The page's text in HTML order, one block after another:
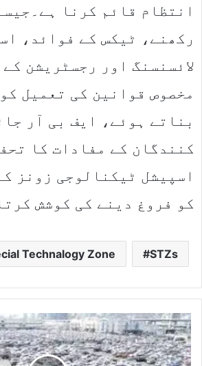
انتظام قائم کرنا
رکھنے، ٹیکس کے فوائد،
لائسنسنگ اور رجسٹریشن
مخصوص قوانین کی تعمیل
بناتے ہوئے، ایف بی آر
کنندگان کے مفادات کا
اسپیشل ٹیکنالوجی زونز
کو فروغ دینے کی کوشش
Technalogy Zone STZs